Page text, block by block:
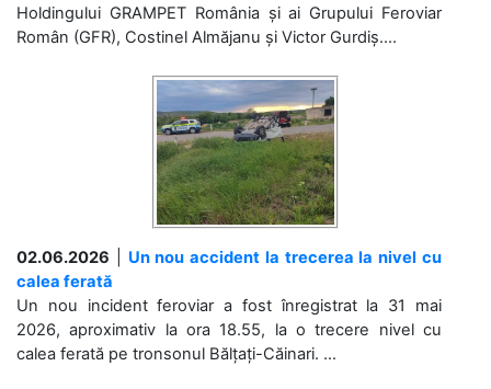
Holdingului GRAMPET România și ai Grupului Feroviar
Român (GFR), Costinel Almăjanu și Victor Gurdiș....
02.06.2026
Un nou accident la trecerea la nivel cu
calea ferată
Un nou incident feroviar a fost înregistrat la 31 mai
2026, aproximativ la ora 18.55, la o trecere nivel cu
calea ferată pe tronsonul Bălțați-Căinari. ...